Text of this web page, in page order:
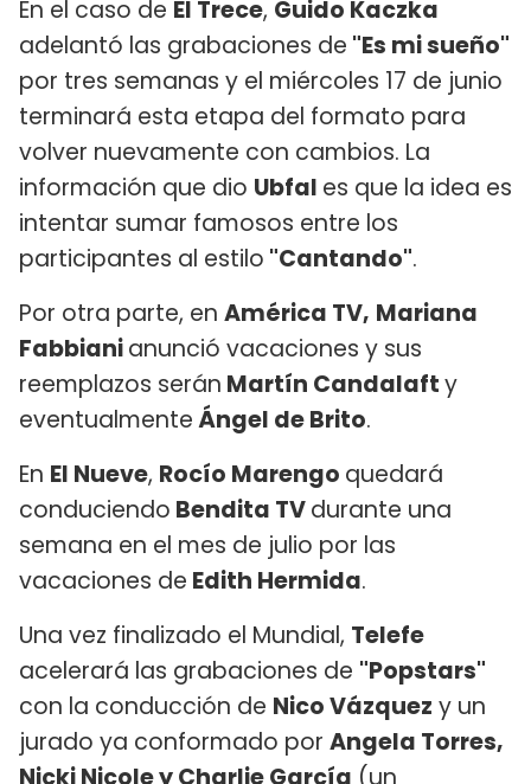
En el caso de El Trece, Guido Kaczka
adelantó las grabaciones de "Es mi sueño"
por tres semanas y el miércoles 17 de junio
terminará esta etapa del formato para
volver nuevamente con cambios. La
información que dio Ubfal es que la idea es
intentar sumar famosos entre los
participantes al estilo "Cantando".
Por otra parte, en América TV, Mariana
Fabbianianunció vacaciones y sus
reemplazos serán Martín Candalafty
eventualmenteÁngel de Brito.
En El Nueve, Rocío Marengo quedará
conduciendo Bendita TVdurante una
semana en el mes de julio por las
vacaciones de Edith Hermida.
Una vez finalizado el Mundial, Telefe
acelerará las grabaciones de "Popstars"
con la conducción de Nico Vázquez y un
jurado ya conformado por Angela Torres,
Nicki Nicole y Charlie García (un